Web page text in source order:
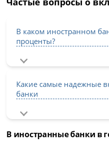
В каком иностранном
проценты?
Какие самые надежные
банки
В иностранные банки в